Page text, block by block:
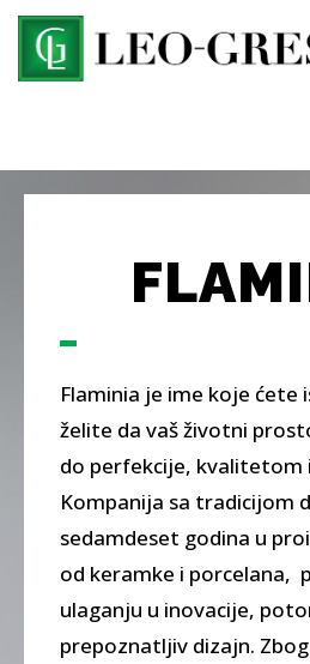
Flaminia je ime koje ćete
želite da vaš životni
do perfekcije, kvalitetom
Kompanija sa tradicijom
sedamdeset godina u
od keramke i porcelana,
ulaganju u inovacije,
prepoznatljiv dizajn.